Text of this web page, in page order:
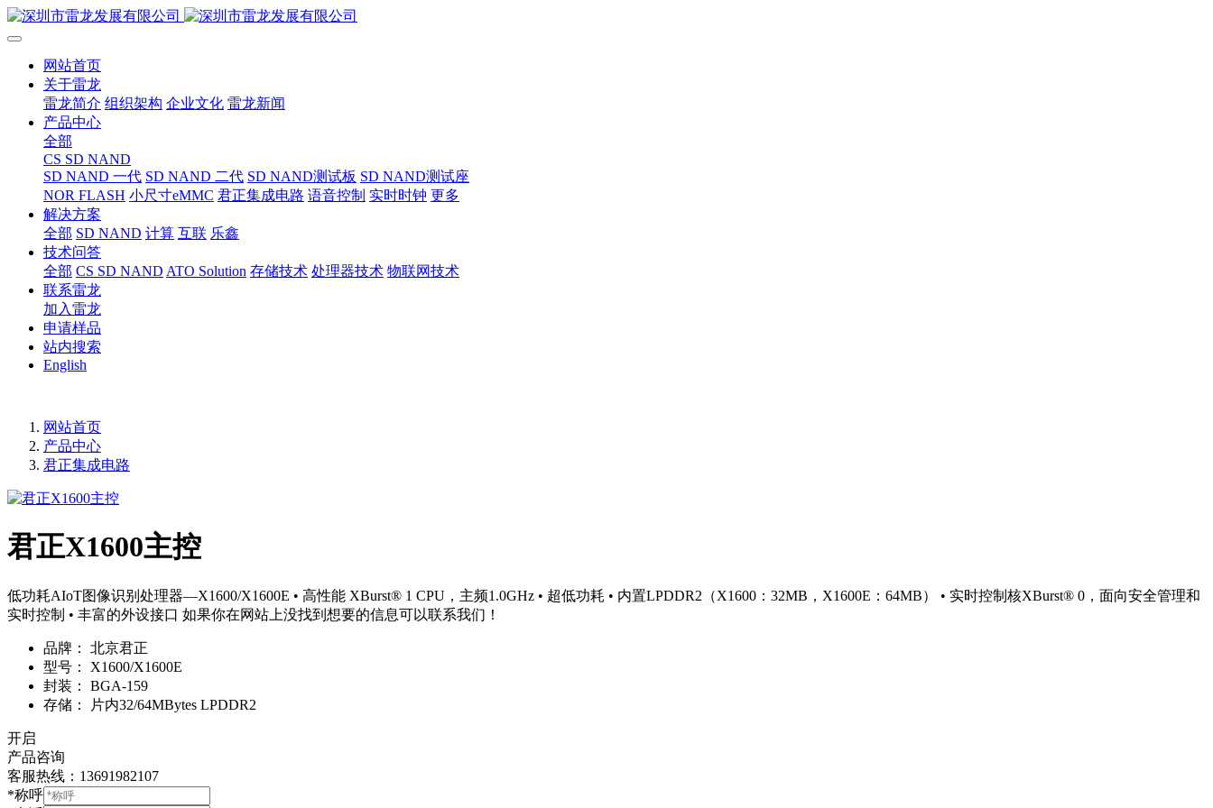
网站首页
关于雷龙
雷龙简介 组织架构 企业文化 雷龙新闻
产品中心
全部
CS SD NAND
SD NAND 一代 SD NAND 二代 SD NAND测试板 SD NAND测试座
NOR FLASH 小尺寸eMMC 君正集成电路 语音控制 实时时钟 更多
解决方案
全部 SD NAND 计算 互联 乐鑫
技术问答
全部 CS SD NAND ATO Solution 存储技术 处理器技术 物联网技术
联系雷龙
加入雷龙
申请样品
站内搜索
English
网站首页
产品中心
君正集成电路
君正X1600主控
低功耗AIoT图像识别处理器—X1600/X1600E • 高性能 XBurst® 1 CPU，主频1.0GHz • 超低功耗 • 内置LPDDR2（X1600：32MB，X1600E：64MB） • 实时控制核XBurst® 0，面向安全管理和
实时控制 • 丰富的外设接口 如果你在网站上没找到想要的信息可以联系我们！
品牌：
北京君正
型号：
X1600/X1600E
封装：
BGA-159
存储：
片内32/64MBytes LPDDR2
开启
产品咨询
客服热线：13691982107
*称呼